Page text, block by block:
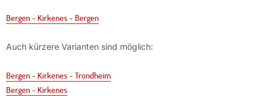
Bergen - Kirkenes - Bergen
Auch kürzere Varianten sind möglich:
Bergen - Kirkenes - Trondheim
Bergen - Kirkenes